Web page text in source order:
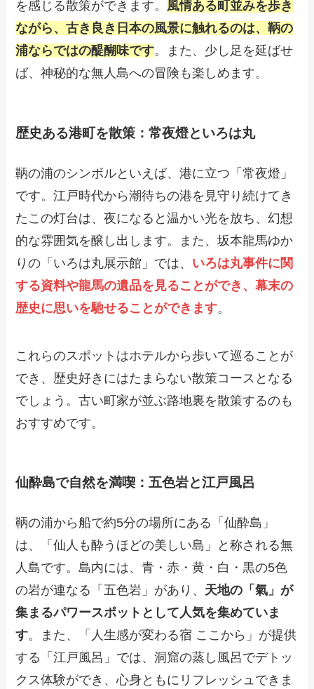
を感じる散策ができます。 風情ある町並みを歩き
ながら、古き良き日本の風景に触れるのは、鞆の
浦ならではの醍醐味です。また、少し足を延ばせ
ば、神秘的な無人島への冒険も楽しめます。
歴史ある港町を散策：常夜燈といろは丸
鞆の浦のシンボルといえば、港に立つ「常夜燈」
です。江戸時代から潮待ちの港を見守り続けてき
たこの灯台は、夜になると温かい光を放ち、幻想
的な雰囲気を醸し出します。また、坂本龍馬ゆか
りの「いろは丸展示館」では、 いろは丸事件に関
する資料や龍馬の遺品を見ることができ、幕末の
歴史に思いを馳せることができます。
これらのスポットはホテルから歩いて巡ることが
でき、歴史好きにはたまらない散策コースとなる
でしょう。古い町家が並ぶ路地裏を散策するのも
おすすめです。
仙酔島で自然を満喫：五色岩と江戸風呂
鞆の浦から船で約5分の場所にある「仙酔島」
は、「仙人も酔うほどの美しい島」と称される無
人島です。島内には、青・赤・黄・白・黒の5色
の岩が連なる「五色岩」があり、 天地の「氣」が
集まるパワースポットとして人気を集めていま
す。また、「人生感が変わる宿 ここから」が提供
する「江戸風呂」では、洞窟の蒸し風呂でデトッ
クス体験ができ、心身ともにリフレッシュできま